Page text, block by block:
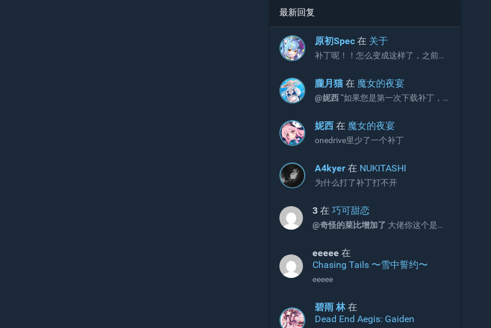
最新回复
原初Spec 在 关于
补丁呢！！怎么变成这样了，之前不
朧月猫 在 魔女的夜宴
@妮西“如果您是第一次下载补丁，
额外下载增益更新补丁。”
妮西 在 魔女的夜宴
onedrive里少了一个补丁
A4kyer 在 NUKITASHI
为什么打了补丁打不开
3 在巧可甜恋
@奇怪的菜比增加了
eeeee 在
Chasing Tails 〜雪中誓约〜
eeeee
碧雨 林 在
Dead End Aegis: Gaiden